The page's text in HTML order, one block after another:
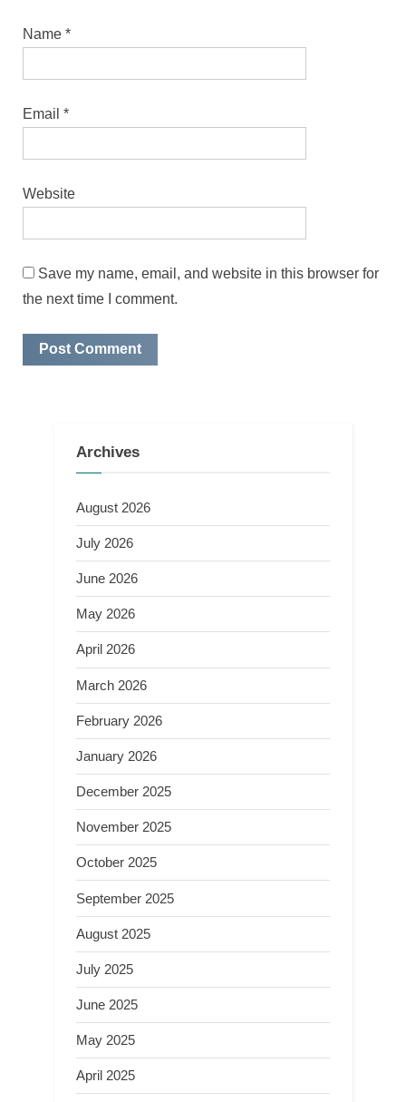
Name *
Email *
Website
Save my name, email, and website in this browser for
the next time I comment.
Archives
August 2026
July 2026
June 2026
May 2026
April 2026
March 2026
February 2026
January 2026
December 2025
November 2025
October 2025
September 2025
August 2025
July 2025
June 2025
May 2025
April 2025